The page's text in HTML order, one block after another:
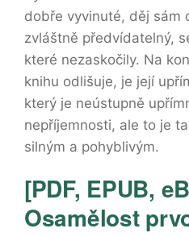
dobře vyvinuté, děj sám
zvláštně předvídatelný,
které nezaskočily. Na
knihu odlišuje, je její
který je neústupně
nepříjemnosti, ale to je
silným a pohyblivým.
[PDF, EPUB,
Osamělost